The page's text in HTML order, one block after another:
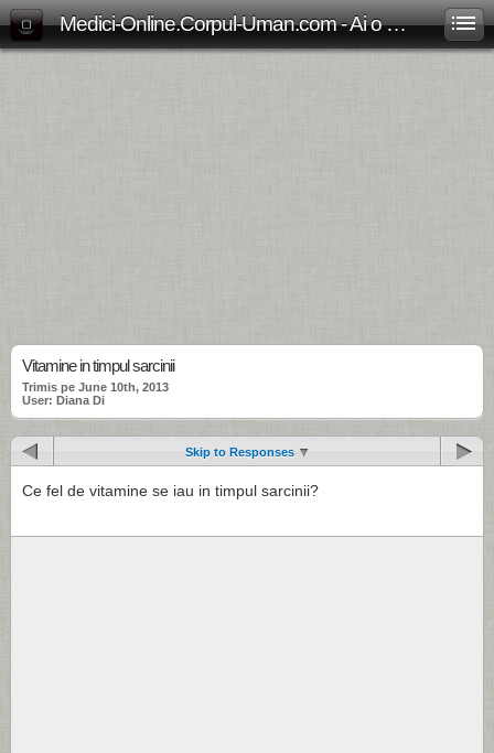
Medici-Online.Corpul-Uman.com - Ai o problema medicala? Aici gasesti, gratuit, raspunsul!
Vitamine in timpul sarcinii
Trimis pe June 10th, 2013
User: Diana Di
Skip to Responses
Ce fel de vitamine se iau in timpul sarcinii?